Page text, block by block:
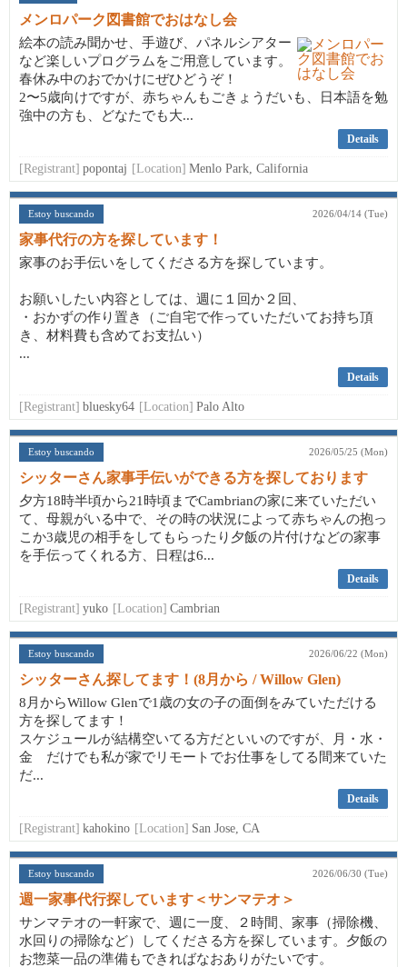
メンロパーク図書館でおはなし会
絵本の読み聞かせ、手遊び、パネルシアター
など楽しいプログラムをご用意しています。
春休み中のおでかけにぜひどうぞ！
2〜5歳向けですが、赤ちゃんもごきょうだいも、日本語を勉
強中の方も、どなたでも大...
Details
[Registrant] popontaj [Location] Menlo Park, California
Estoy buscando 2026/04/14 (Tue)
家事代行の方を探しています！
家事のお手伝いをしてくださる方を探しています。
お願いしたい内容としては、週に１回か２回、
・おかずの作り置き（ご自宅で作っていただいてお持ち頂
き、材料費も含めてお支払い）
...
Details
[Registrant] bluesky64 [Location] Palo Alto
Estoy buscando 2026/05/25 (Mon)
シッターさん家事手伝いができる方を探しております
夕方18時半頃から21時頃までCambrianの家に来ていただい
て、母親がいる中で、その時の状況によって赤ちゃんの抱っ
こか3歳児の相手をしてもらったり夕飯の片付けなどの家事
を手伝ってくれる方、日程は6...
Details
[Registrant] yuko [Location] Cambrian
Estoy buscando 2026/06/22 (Mon)
シッターさん探してます！(8月から / Willow Glen)
8月からWillow Glenで1歳の女の子の面倒をみていただける
方を探してます！
スケジュールが結構空いてる方だといいのですが、月・水・
金 だけでも私が家でリモートでお仕事をしてる間来ていた
だ...
Details
[Registrant] kahokino [Location] San Jose, CA
Estoy buscando 2026/06/30 (Tue)
週一家事代行探しています＜サンマテオ＞
サンマテオの一軒家で、週に一度、２時間、家事（掃除機、
水回りの掃除など）してくださる方を探しています。夕飯の
お惣菜一品の準備もできればなおありがたいです。